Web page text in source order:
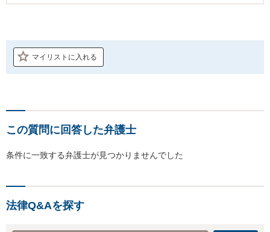
マイリストに入れる
この質問に回答した弁護士
条件に一致する弁護士が見つかりませんでした
法律Q&Aを探す